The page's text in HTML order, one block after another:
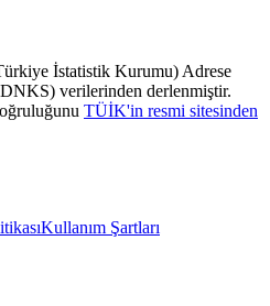
İstatistik Kurumu) Adrese
verilerinden derlenmiştir.
TÜİK'in resmi sitesinden
Kullanım Şartları